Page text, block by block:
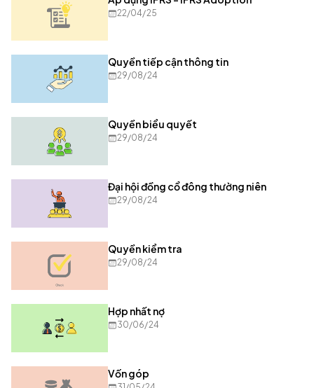
22/04/25
Quyền tiếp cận thông tin
29/08/24
Quyền biểu quyết
29/08/24
Đại hội đồng cổ đông thường niên
29/08/24
Quyền kiểm tra
29/08/24
Hợp nhất nợ
30/06/24
Vốn góp